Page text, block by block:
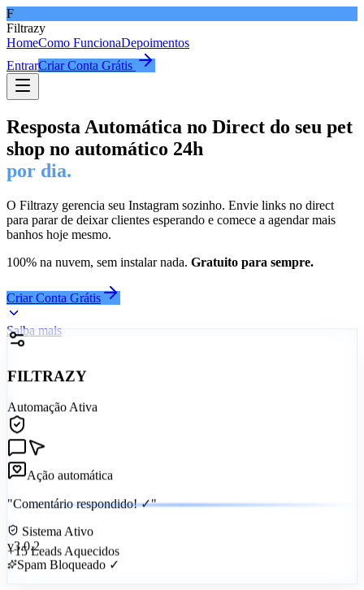
F
Filtrazy
HomeComo FuncionaDepoimentos
EntrarCriar Conta Grátis
Resposta Automática no Direct do seu pet
shop no automático 24h
por dia.
O Filtrazy gerencia seu Instagram sozinho. Envie links no direct
para parar de deixar clientes esperando e comece a agendar mais
banhos hoje mesmo.
100% na nuvem, sem instalar nada. Gratuito para sempre.
Criar Conta Grátis
Saiba mais
FILTRAZY
Automação Ativa
Ação automática
"Comentário respondido! ✓"
Sistema Ativo
v3.0.2
+15 Leads Aquecidos
Spam Bloqueado ✓